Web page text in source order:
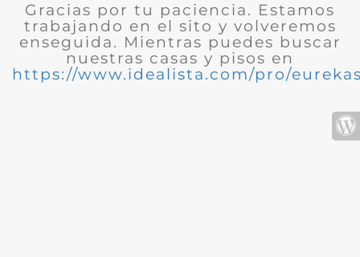
Gracias por tu paciencia. Estamos
trabajando en el sito y volveremos
enseguida. Mientras puedes buscar
nuestras casas y pisos en
https://www.idealista.com/pro/